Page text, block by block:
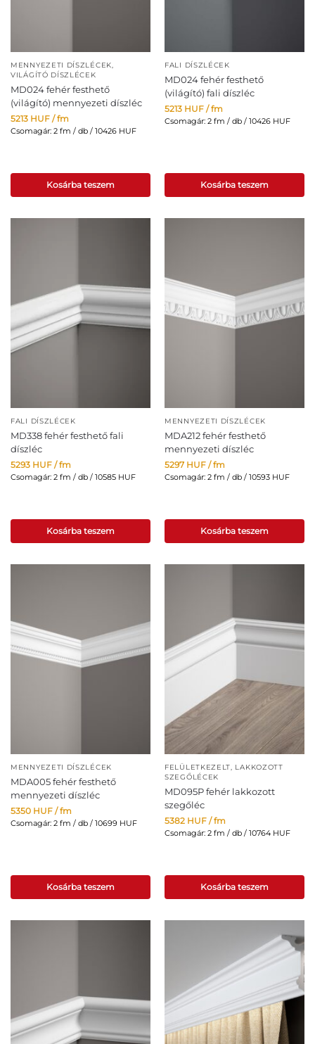
MENNYEZETI DÍSZLÉCEK,
VILÁGÍTÓ DÍSZLÉCEK
MD024 fehér festhető
(világító) mennyezeti díszléc
5213 HUF / fm
Csomagár: 2 fm / db / 10426 HUF
Kosárba teszem
FALI DÍSZLÉCEK
MD024 fehér festhető
(világító) fali díszléc
5213 HUF / fm
Csomagár: 2 fm / db / 10426 HUF
Kosárba teszem
FALI DÍSZLÉCEK
MD338 fehér festhető fali
díszléc
5293 HUF / fm
Csomagár: 2 fm / db / 10585 HUF
Kosárba teszem
MENNYEZETI DÍSZLÉCEK
MDA212 fehér festhető
mennyezeti díszléc
5297 HUF / fm
Csomagár: 2 fm / db / 10593 HUF
Kosárba teszem
MENNYEZETI DÍSZLÉCEK
MDA005 fehér festhető
mennyezeti díszléc
5350 HUF / fm
Csomagár: 2 fm / db / 10699 HUF
Kosárba teszem
FELÜLETKEZELT, LAKKOZOTT
SZEGŐLÉCEK
MD095P fehér lakkozott
szegőléc
5382 HUF / fm
Csomagár: 2 fm / db / 10764 HUF
Kosárba teszem